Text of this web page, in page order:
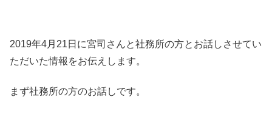
2019年4月21日に宮司さんと社務所の方とお話しさせてい
ただいた情報をお伝えします。
まず社務所の方のお話しです。